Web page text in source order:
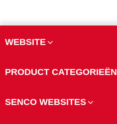
WEBSITE
PRODUCT CATEGORIEËN
SENCO WEBSITES